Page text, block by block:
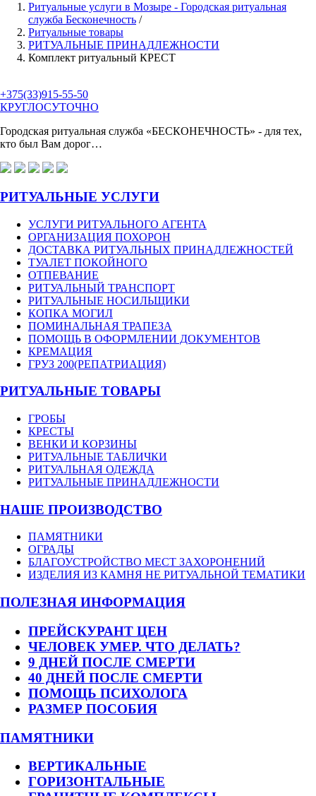
Ритуальные услуги в Мозыре - Городская ритуальная
служба Бесконечность /
Ритуальные товары
РИТУАЛЬНЫЕ ПРИНАДЛЕЖНОСТИ
Комплект ритуальный КРЕСТ
+375(33)915-55-50
КРУГЛОСУТОЧНО
Городская ритуальная служба «БЕСКОНЕЧНОСТЬ» - для тех,
кто был Вам дорог…
РИТУАЛЬНЫЕ УСЛУГИ
УСЛУГИ РИТУАЛЬНОГО АГЕНТА
ОРГАНИЗАЦИЯ ПОХОРОН
ДОСТАВКА РИТУАЛЬНЫХ ПРИНАДЛЕЖНОСТЕЙ
ТУАЛЕТ ПОКОЙНОГО
ОТПЕВАНИЕ
РИТУАЛЬНЫЙ ТРАНСПОРТ
РИТУАЛЬНЫЕ НОСИЛЬЩИКИ
КОПКА МОГИЛ
ПОМИНАЛЬНАЯ ТРАПЕЗА
ПОМОЩЬ В ОФОРМЛЕНИИ ДОКУМЕНТОВ
КРЕМАЦИЯ
ГРУЗ 200(РЕПАТРИАЦИЯ)
РИТУАЛЬНЫЕ ТОВАРЫ
ГРОБЫ
КРЕСТЫ
ВЕНКИ И КОРЗИНЫ
РИТУАЛЬНЫЕ ТАБЛИЧКИ
РИТУАЛЬНАЯ ОДЕЖДА
РИТУАЛЬНЫЕ ПРИНАДЛЕЖНОСТИ
НАШЕ ПРОИЗВОДСТВО
ПАМЯТНИКИ
ОГРАДЫ
БЛАГОУСТРОЙСТВО МЕСТ ЗАХОРОНЕНИЙ
ИЗДЕЛИЯ ИЗ КАМНЯ НЕ РИТУАЛЬНОЙ ТЕМАТИКИ
ПОЛЕЗНАЯ ИНФОРМАЦИЯ
ПРЕЙСКУРАНТ ЦЕН
ЧЕЛОВЕК УМЕР. ЧТО ДЕЛАТЬ?
9 ДНЕЙ ПОСЛЕ СМЕРТИ
40 ДНЕЙ ПОСЛЕ СМЕРТИ
ПОМОЩЬ ПСИХОЛОГА
РАЗМЕР ПОСОБИЯ
ПАМЯТНИКИ
ВЕРТИКАЛЬНЫЕ
ГОРИЗОНТАЛЬНЫЕ